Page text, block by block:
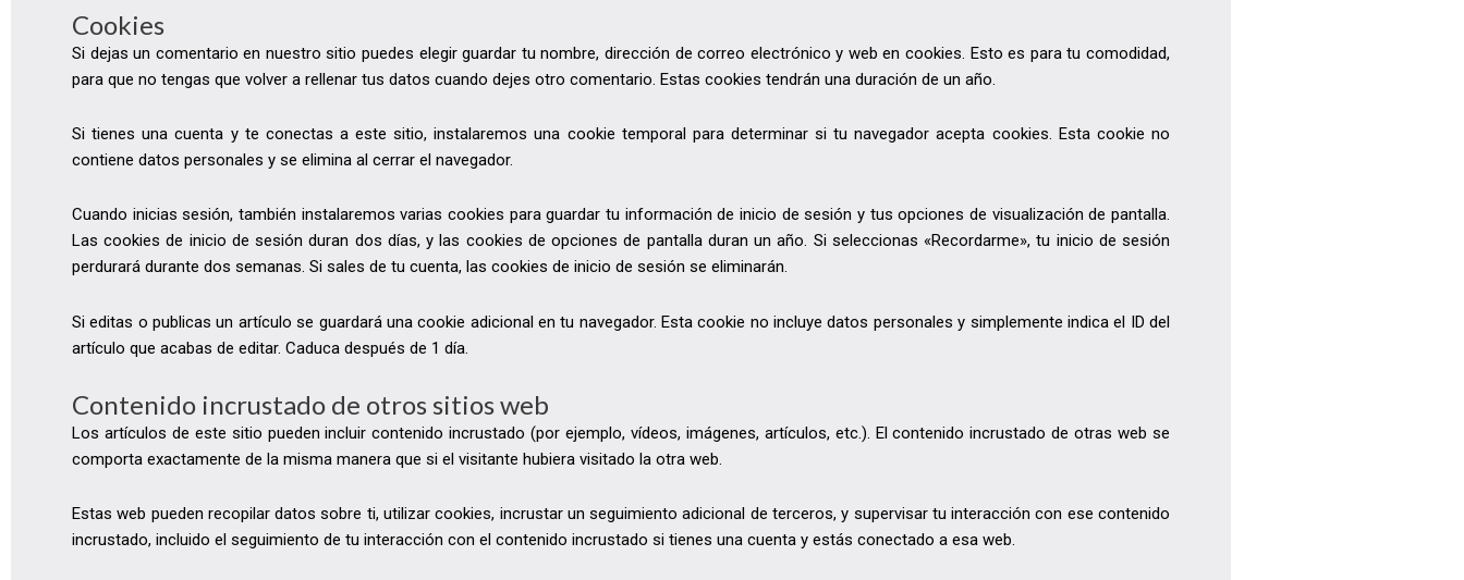
Cookies
Si dejas un comentario en nuestro sitio puedes elegir guardar tu nombre, dirección de correo electrónico y web en cookies. Esto es para tu comodidad,
para que no tengas que volver a rellenar tus datos cuando dejes otro comentario. Estas cookies tendrán una duración de un año.
Si tienes una cuenta y te conectas a este sitio, instalaremos una cookie temporal para determinar si tu navegador acepta cookies. Esta cookie no
contiene datos personales y se elimina al cerrar el navegador.
Cuando inicias sesión, también instalaremos varias cookies para guardar tu información de inicio de sesión y tus opciones de visualización de pantalla.
Las cookies de inicio de sesión duran dos días, y las cookies de opciones de pantalla duran un año. Si seleccionas «Recordarme», tu inicio de sesión
perdurará durante dos semanas. Si sales de tu cuenta, las cookies de inicio de sesión se eliminarán.
Si editas o publicas un artículo se guardará una cookie adicional en tu navegador. Esta cookie no incluye datos personales y simplemente indica el ID del
artículo que acabas de editar. Caduca después de 1 día.
Contenido incrustado de otros sitios web
Los artículos de este sitio pueden incluir contenido incrustado (por ejemplo, vídeos, imágenes, artículos, etc.). El contenido incrustado de otras web se
comporta exactamente de la misma manera que si el visitante hubiera visitado la otra web.
Estas web pueden recopilar datos sobre ti, utilizar cookies, incrustar un seguimiento adicional de terceros, y supervisar tu interacción con ese contenido
incrustado, incluido el seguimiento de tu interacción con el contenido incrustado si tienes una cuenta y estás conectado a esa web.